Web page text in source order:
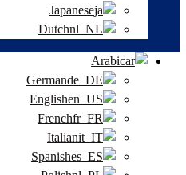
Japanese
Dutch
Arabic
German
English
French
Italian
Spanish